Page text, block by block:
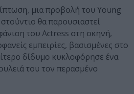
μια προβολή του Young
θα παρουσιαστεί
του Actress στη σκηνή,
εμπειρίες, βασισμένες στο
δίδυμο κυκλοφόρησε ένα
του τον περασμένο